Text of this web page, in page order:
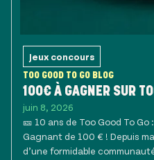
Jeux concours
TOO GOOD TO GO BLOG
100€ À GAGNER SUR
juin 8, 2026
🎫 10 ans de Too Good To
Gagnant de 100 € ! Depuis
d’une formidable